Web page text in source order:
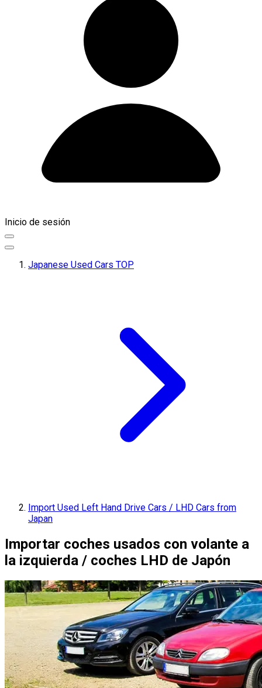
Inicio de sesión
Japanese Used Cars TOP
Import Used Left Hand Drive Cars / LHD Cars from
Japan
Importar coches usados con volante a
la izquierda / coches LHD de Japón